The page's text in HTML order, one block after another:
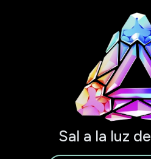
Sal a la luz